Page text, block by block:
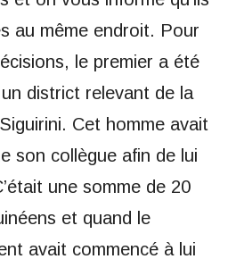
au même endroit. Pour
le premier a été
district relevant de la
Cet homme avait
son collègue afin de lui
une somme de 20
et quand le
avait commencé à lui